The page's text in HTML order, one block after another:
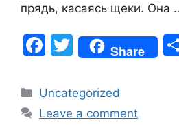
прядь, касаясь щеки. Она
F
c
e
T
w
itt
er
Share
Categories
Uncategorized
Leave a comment